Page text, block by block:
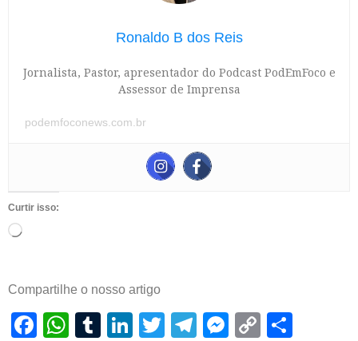
Ronaldo B dos Reis
Jornalista, Pastor, apresentador do Podcast PodEmFoco e
Assessor de Imprensa
podemfoconews.com.br
Curtir isso:
Compartilhe o nosso artigo
Facebook
WhatsApp
Tumblr
LinkedIn
Twitter
Telegram
Messenger
Copy